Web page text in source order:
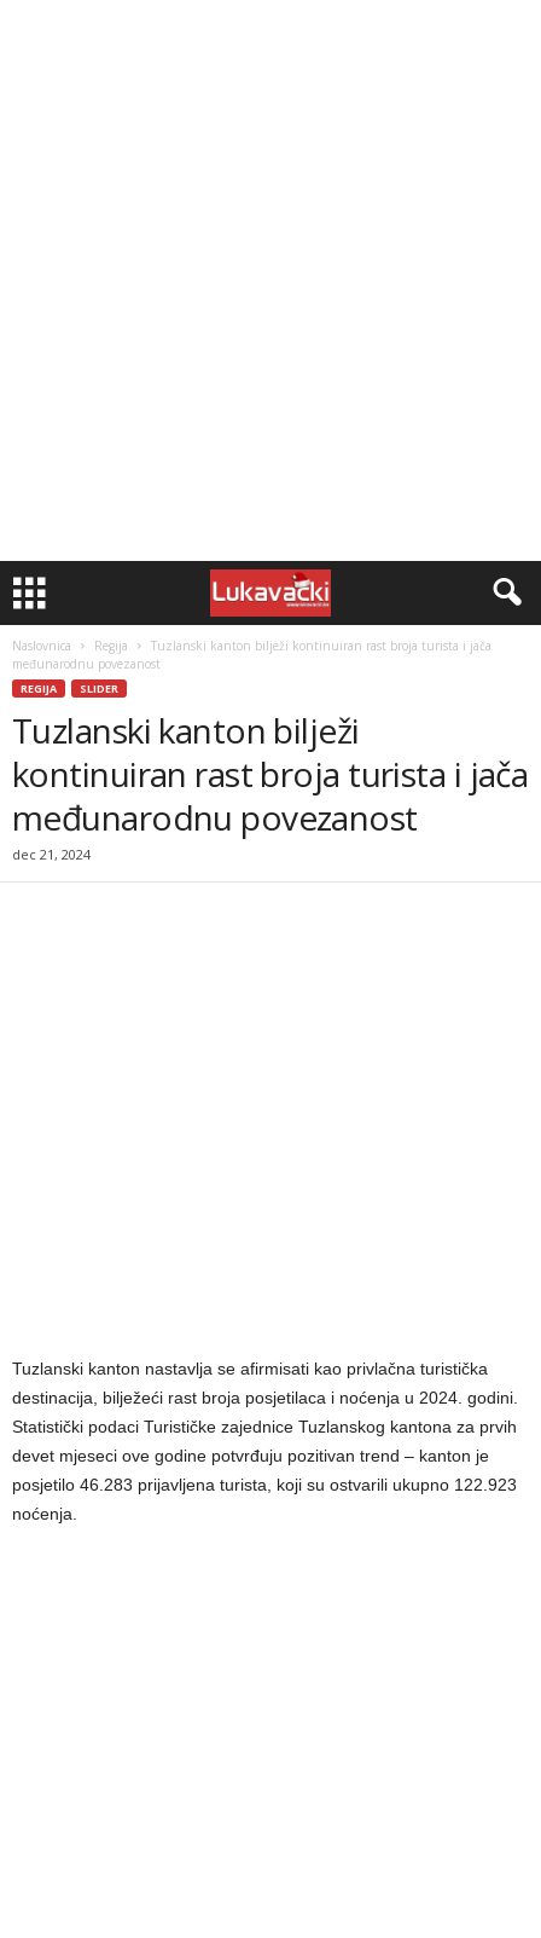
Naslovnica Regija
Tuzlanski kanton bilježi kontinuiran rast broja turista i jača
međunarodnu povezanost
REGIJA SLIDER
Tuzlanski kanton bilježi
kontinuiran rast broja turista i jača
međunarodnu povezanost
dec 21, 2024
Tuzlanski kanton nastavlja se afirmisati kao privlačna turistička
destinacija, bilježeći rast broja posjetilaca i noćenja u 2024. godini.
Statistički podaci Turističke zajednice Tuzlanskog kantona za prvih
devet mjeseci ove godine potvrđuju pozitivan trend – kanton je
posjetilo 46.283 prijavljena turista, koji su ostvarili ukupno 122.923
noćenja.